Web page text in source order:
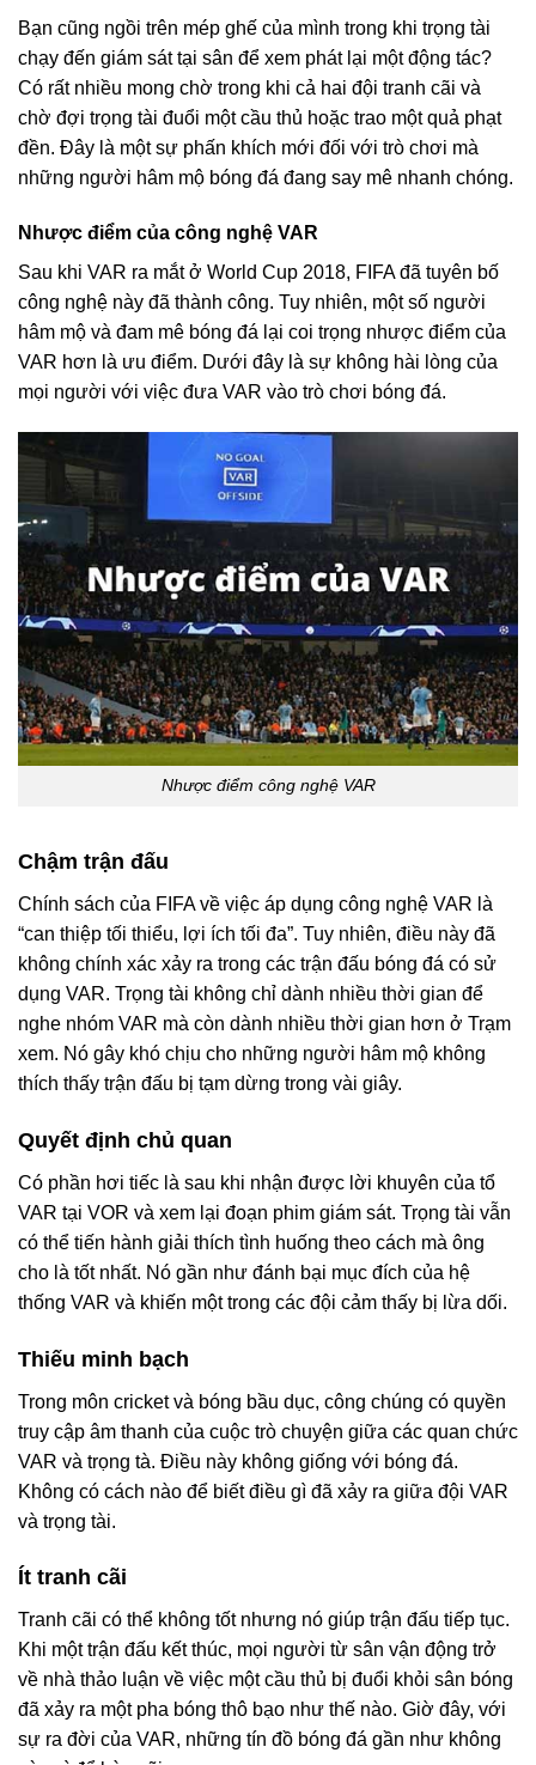
Bạn cũng ngồi trên mép ghế của mình trong khi trọng tài
chạy đến giám sát tại sân để xem phát lại một động tác?
Có rất nhiều mong chờ trong khi cả hai đội tranh cãi và
chờ đợi trọng tài đuổi một cầu thủ hoặc trao một quả phạt
đền. Đây là một sự phấn khích mới đối với trò chơi mà
những người hâm mộ bóng đá đang say mê nhanh chóng.
Nhược điểm của công nghệ VAR
Sau khi VAR ra mắt ở World Cup 2018, FIFA đã tuyên bố
công nghệ này đã thành công. Tuy nhiên, một số người
hâm mộ và đam mê bóng đá lại coi trọng nhược điểm của
VAR hơn là ưu điểm. Dưới đây là sự không hài lòng của
mọi người với việc đưa VAR vào trò chơi bóng đá.
Nhược điểm công nghệ VAR
Chậm trận đấu
Chính sách của FIFA về việc áp dụng công nghệ VAR là
“can thiệp tối thiểu, lợi ích tối đa”. Tuy nhiên, điều này đã
không chính xác xảy ra trong các trận đấu bóng đá có sử
dụng VAR. Trọng tài không chỉ dành nhiều thời gian để
nghe nhóm VAR mà còn dành nhiều thời gian hơn ở Trạm
xem. Nó gây khó chịu cho những người hâm mộ không
thích thấy trận đấu bị tạm dừng trong vài giây.
Quyết định chủ quan
Có phần hơi tiếc là sau khi nhận được lời khuyên của tổ
VAR tại VOR và xem lại đoạn phim giám sát. Trọng tài vẫn
có thể tiến hành giải thích tình huống theo cách mà ông
cho là tốt nhất. Nó gần như đánh bại mục đích của hệ
thống VAR và khiến một trong các đội cảm thấy bị lừa dối.
Thiếu minh bạch
Trong môn cricket và bóng bầu dục, công chúng có quyền
truy cập âm thanh của cuộc trò chuyện giữa các quan chức
VAR và trọng tà. Điều này không giống với bóng đá.
Không có cách nào để biết điều gì đã xảy ra giữa đội VAR
và trọng tài.
Ít tranh cãi
Tranh cãi có thể không tốt nhưng nó giúp trận đấu tiếp tục.
Khi một trận đấu kết thúc, mọi người từ sân vận động trở
về nhà thảo luận về việc một cầu thủ bị đuổi khỏi sân bóng
đã xảy ra một pha bóng thô bạo như thế nào. Giờ đây, với
sự ra đời của VAR, những tín đồ bóng đá gần như không